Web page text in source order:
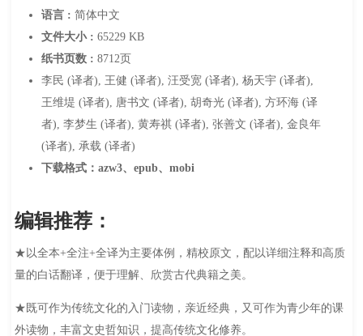
语言 : 简体中文
文件大小 : 65229 KB
纸书页数 : 8712页
李民 (译者), 王健 (译者), 汪受宽 (译者), 杨天宇 (译者),
王维堤 (译者), 唐书文 (译者), 胡奇光 (译者), 方环海 (译
者), 李梦生 (译者), 黄寿祺 (译者), 张善文 (译者), 金良年
(译者), 承载 (译者)
下载格式：azw3、epub、mobi
编辑推荐：
★以全本+全注+全译为主要体例，精校原文，配以详细注释和高质
量的白话翻译，便于理解、欣赏古代典籍之美。
★既可作为传统文化的入门读物，亲近经典，又可作为青少年的课
外读物，丰富文史哲知识，提高传统文化修养。